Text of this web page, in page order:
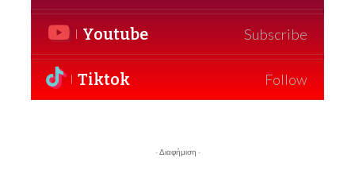
Youtube Subscribe
Tiktok Follow
- Διαφήμιση -